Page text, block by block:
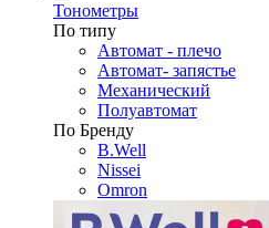
Тонометры
По типу
Автомат - плечо
Автомат- запястье
Механический
Полуавтомат
По Бренду
B.Well
Nissei
Omron